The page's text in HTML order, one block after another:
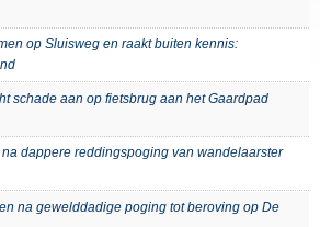
op Sluisweg en raakt buiten kennis:
schade aan op fietsbrug aan het Gaardpad
dappere reddingspoging van wandelaarster
na gewelddadige poging tot beroving op De